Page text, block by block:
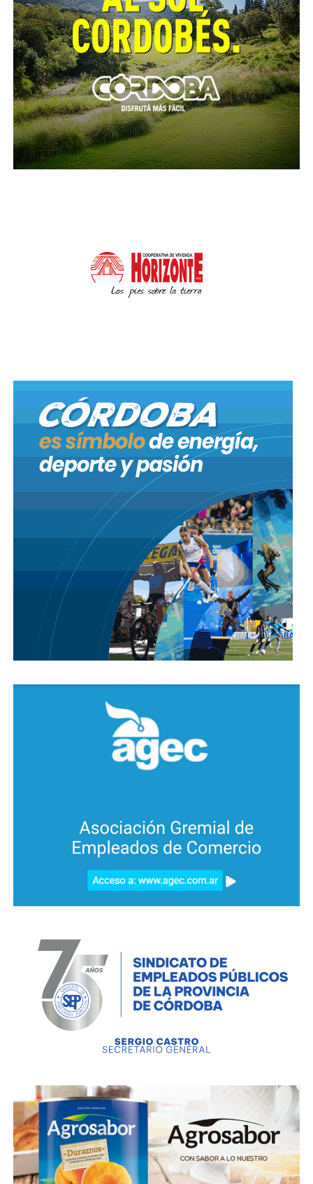
para recuperar el ambiente. Hay que garantizar la
comida y el agua de los animales cerca de las casas.
La fauna silvestre está resguardada en el remanente
de bosque entre las zonas afectadas, la mismas podrá
aparecer en búsqueda de comida o refugio, en
algunas ocasiones herida. Bajo estas circunstancias
la recomendación es no capturarlas, ni alimentarlas y
dar aviso de forma inmediata a la Dirección de
Policía Ambiental y /o a la Secretaría de Ambiente.
EQUIPO INTERSECTORIAL
Nacionales- Región Centro; Facultad de Ciencias
Agropecuarias y Facultad de Ciencias Exactas, Físicas
Naturales de la UNC; Centro de Zoología Aplicada y
ONG Natura International y Fundación Conydes
(Conservación y Desarrollo).
Además participaron la Asociación para la
Conservación y el Estudio de la Naturaleza (ACEN);
Asociación Guardambientes y Viveristas de la Cuenca
Punilla Norte; Red de Restauración Ecológica
Argentina; ONG Ecosistemas Argentinos y
legisladores e intendentes de las zonas afectadas. En
representación de la Provincia estuvieron los
ministerios de Gobierno; Agricultura y Ganadería;
Ciencia y Tecnología; Ceprocor; Secretaría de
Gestión de Riesgo Climático y Catástrofe; Secretaría
de Recursos Hídricos; Dirección de Policía
Ambiental; Dirección de Vialidad Provincial y
Agencia Córdoba Cultura.